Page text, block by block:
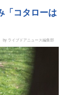
「コタローは
by ライブドアニュース編集部